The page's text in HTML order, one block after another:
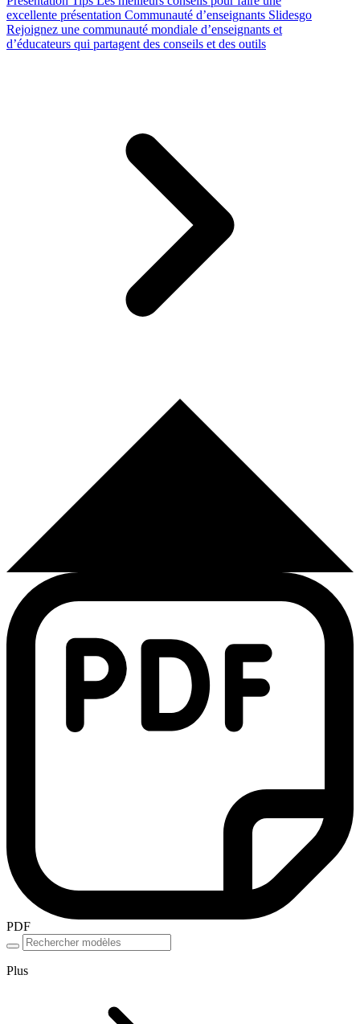
excellente présentation Communauté d’enseignants Slidesgo
Rejoignez une communauté mondiale d’enseignants et
d’éducateurs qui partagent des conseils et des outils
PDF
Plus